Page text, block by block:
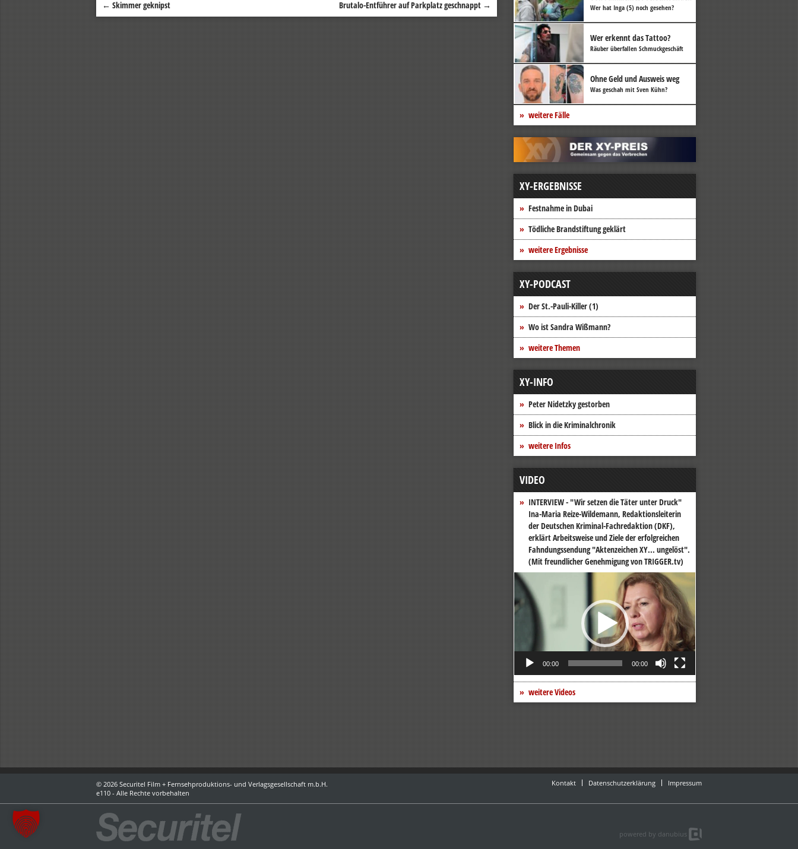
Beitragsnavigation
← Skimmer geknipst Brutalo-Entführer auf Parkplatz geschnappt → Wer hat Inga (5) noch gesehen?
Wer erkennt das Tattoo?
Räuber überfallen Schmuckgeschäft
Ohne Geld und Ausweis weg
Was geschah mit Sven Kühn?
weitere Fälle
XY-ERGEBNISSE
Festnahme in Dubai
Tödliche Brandstiftung geklärt
weitere Ergebnisse
XY-PODCAST
Der St.-Pauli-Killer (1)
Wo ist Sandra Wißmann?
weitere Themen
XY-INFO
Peter Nidetzky gestorben
Blick in die Kriminalchronik
weitere Infos
VIDEO
INTERVIEW - "Wir setzen die Täter unter Druck"
Ina-Maria Reize-Wildemann, Redaktionsleiterin
der Deutschen Kriminal-Fachredaktion (DKF),
erklärt Arbeitsweise und Ziele der erfolgreichen
Fahndungssendung "Aktenzeichen XY... ungelöst".
(Mit freundlicher Genehmigung von TRIGGER.tv)
Video-
Player
00:00 00:00
weitere Videos
© 2026 Securitel Film + Fernsehproduktions- und Verlagsgesellschaft m.b.H.
e110 - Alle Rechte vorbehalten
Kontakt Datenschutzerklärung Impressum
powered by danubius